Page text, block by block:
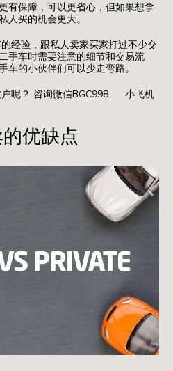
有保障，可以更省心，但如果想拿
人买的机会更大。
经验，跟私人卖家买家打过不少交
手车时需要注意的细节和交易流
车的小伙伴们可以少走弯路。
户呢？ 咨询微信BGC998 小飞机
优缺点